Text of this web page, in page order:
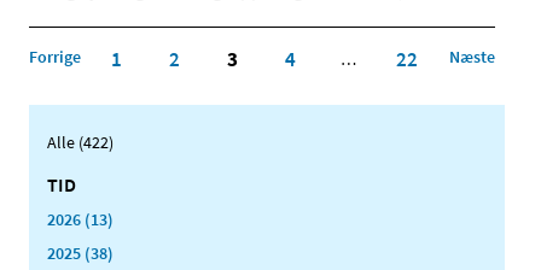
Forrige 1 2 3 4 … 22 Næste
Alle (422)
TID
2026 (13)
2025 (38)